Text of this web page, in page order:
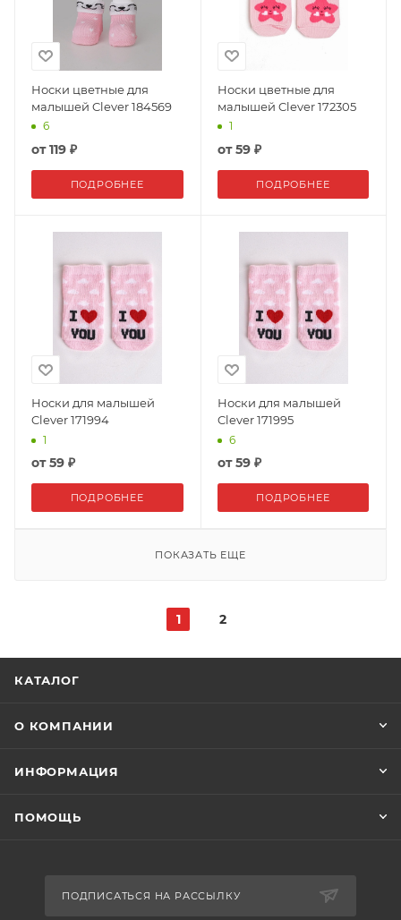
Носки цветные для
малышей Clever 184569
6
от119 ₽
ПОДРОБНЕЕ
Носки цветные для
малышей Clever 172305
1
от59 ₽
ПОДРОБНЕЕ
Носки для малышей
Clever 171994
1
от59 ₽
ПОДРОБНЕЕ
Носки для малышей
Clever 171995
6
от59 ₽
ПОДРОБНЕЕ
ПОКАЗАТЬ ЕЩЕ
1 2
КАТАЛОГ
О КОМПАНИИ
ИНФОРМАЦИЯ
ПОМОЩЬ
ПОДПИСАТЬСЯ НА РАССЫЛКУ